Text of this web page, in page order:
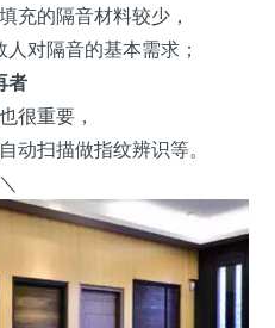
充的隔音材料较少，
对隔音的基本需求；
者
也很重要，
动扫描做指纹辨识等。
＼